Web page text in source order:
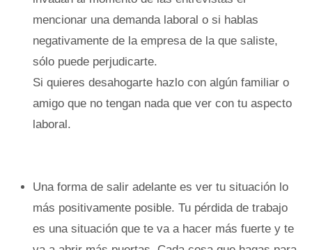
mencionar una demanda laboral o si hablas
negativamente de la empresa de la que saliste,
sólo puede perjudicarte.
Si quieres desahogarte hazlo con algún familiar o
amigo que no tengan nada que ver con tu aspecto
laboral.
Una forma de salir adelante es ver tu situación lo
más positivamente posible. Tu pérdida de trabajo
es una situación que te va a hacer más fuerte y te